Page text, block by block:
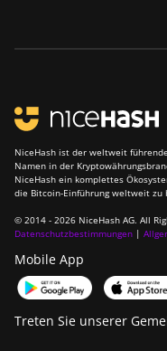
NiceHash ist der weltweit
Namen in der
NiceHash ein komplettes
die Bitcoin-Einführung weltweit zu
© 2014 - 2026 NiceHash AG. All
Datenschutzbestimmungen |
Mobile App
Treten Sie unserer